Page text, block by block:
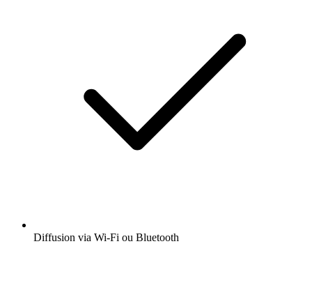
Diffusion via Wi-Fi ou Bluetooth